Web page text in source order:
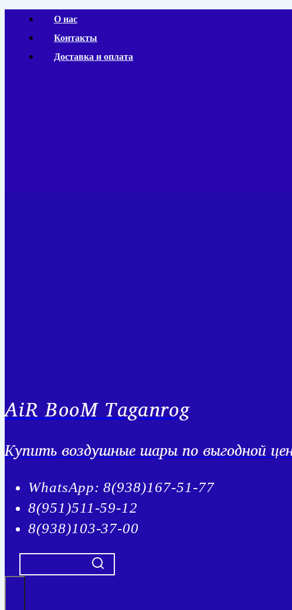
Перейти
содержимому
О нас
Контакты
Доставка и оплата
AiR BooM Taganrog
Купить воздушные шары по выгодной
WhatsApp: 8(938)167-51-77
8(951)511-59-12
8(938)103-37-00